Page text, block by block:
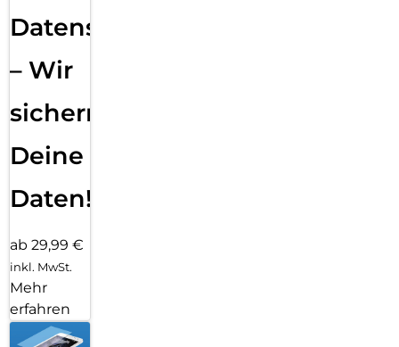
Datensicherung
– Wir
sichern
Deine
Daten!
ab 29,99 €
inkl. MwSt.
Mehr
erfahren